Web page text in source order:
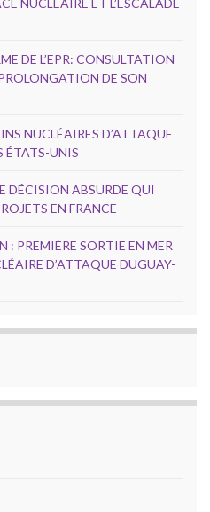
NUCLÉAIRE ET L’ESCALADE
DE L’EPR: CONSULTATION
DE SON
NUCLÉAIRES D’ATTAQUE
ÉTATS-UNIS
DÉCISION ABSURDE QUI
EN FRANCE
PREMIÈRE SORTIE EN MER
D’ATTAQUE DUGUAY-